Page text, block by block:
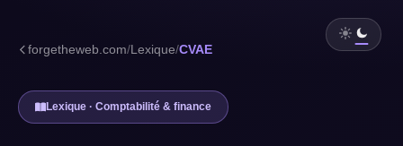
forgetheweb.com/Lexique/CVAE
Lexique · Comptabilité & finance